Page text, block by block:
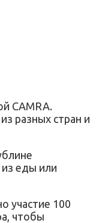
CAMRA.
разных стран и
еды или
участие 100
чтобы